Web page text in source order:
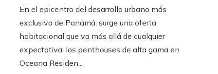
En el epicentro del desarrollo urbano más
exclusivo de Panamá, surge una oferta
habitacional que va más allá de cualquier
expectativa: los penthouses de alta gama en
Oceana Residen...